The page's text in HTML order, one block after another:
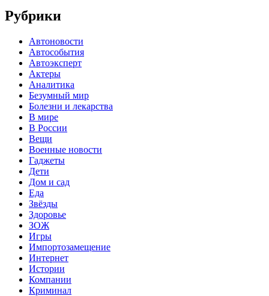
Рубрики
Автоновости
Автособытия
Автоэксперт
Актеры
Аналитика
Безумный мир
Болезни и лекарства
В мире
В России
Вещи
Военные новости
Гаджеты
Дети
Дом и сад
Еда
Звёзды
Здоровье
ЗОЖ
Игры
Импортозамещение
Интернет
Истории
Компании
Криминал